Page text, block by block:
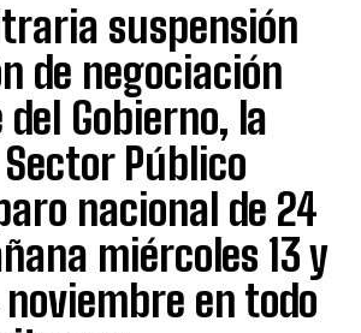
suspensión
de negociación
Gobierno, la
Público
nacional de 24
miércoles 13 y
noviembre en todo